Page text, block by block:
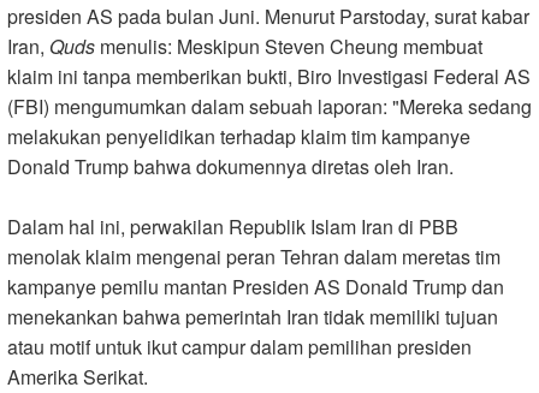
presiden AS pada bulan Juni. Menurut Parstoday, surat kabar
Iran, Quds menulis: Meskipun Steven Cheung membuat
klaim ini tanpa memberikan bukti, Biro Investigasi Federal AS
(FBI) mengumumkan dalam sebuah laporan: "Mereka sedang
melakukan penyelidikan terhadap klaim tim kampanye
Donald Trump bahwa dokumennya diretas oleh Iran.
Dalam hal ini, perwakilan Republik Islam Iran di PBB
menolak klaim mengenai peran Tehran dalam meretas tim
kampanye pemilu mantan Presiden AS Donald Trump dan
menekankan bahwa pemerintah Iran tidak memiliki tujuan
atau motif untuk ikut campur dalam pemilihan presiden
Amerika Serikat.